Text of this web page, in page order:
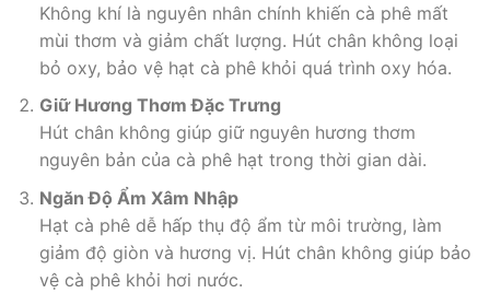
Không khí là nguyên nhân chính khiến cà phê mất
mùi thơm và giảm chất lượng. Hút chân không loại
bỏ oxy, bảo vệ hạt cà phê khỏi quá trình oxy hóa.
Giữ Hương Thơm Đặc Trưng
Hút chân không giúp giữ nguyên hương thơm
nguyên bản của cà phê hạt trong thời gian dài.
Ngăn Độ Ẩm Xâm Nhập
Hạt cà phê dễ hấp thụ độ ẩm từ môi trường, làm
giảm độ giòn và hương vị. Hút chân không giúp bảo
vệ cà phê khỏi hơi nước.